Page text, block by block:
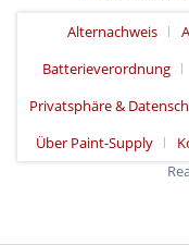
Alternachweis
Batterieverordnung
Privatsphäre &
Über Paint-Supply